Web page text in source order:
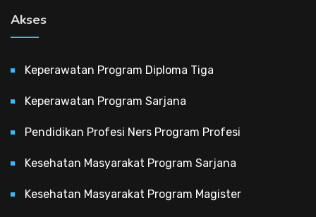
Akses
Keperawatan Program Diploma Tiga
Keperawatan Program Sarjana
Pendidikan Profesi Ners Program Profesi
Kesehatan Masyarakat Program Sarjana
Kesehatan Masyarakat Program Magister